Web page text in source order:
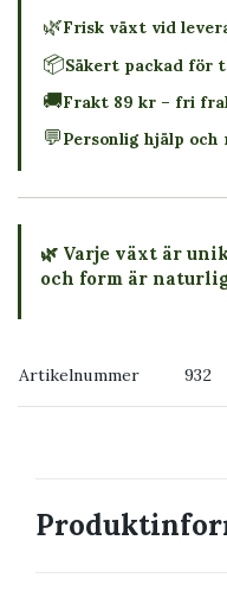
🌿Frisk växt vid
📦Säkert packad för
🚚Frakt 89 kr – fri
💬Personlig hjälp och
🌿 Varje växt är
och form är
Artikelnummer 932